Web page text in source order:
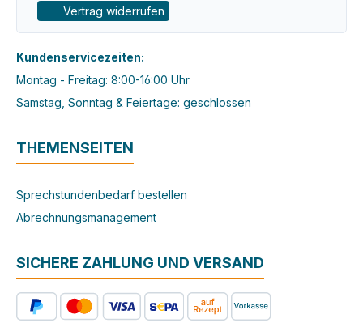
Vertrag widerrufen
Kundenservicezeiten:
Montag - Freitag: 8:00-16:00 Uhr
Samstag, Sonntag & Feiertage: geschlossen
THEMENSEITEN
Sprechstundenbedarf bestellen
Abrechnungsmanagement
SICHERE ZAHLUNG UND VERSAND